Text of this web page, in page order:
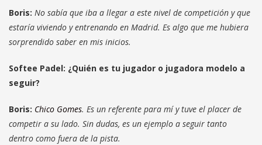
Boris: No sabía que iba a llegar a este nivel de competición y que
estaría viviendo y entrenando en Madrid. Es algo que me hubiera
sorprendido saber en mis inicios.
Softee Padel: ¿Quién es tu jugador o jugadora modelo a
seguir?
Boris: Chico Gomes. Es un referente para mí y tuve el placer de
competir a su lado. Sin dudas, es un ejemplo a seguir tanto
dentro como fuera de la pista.